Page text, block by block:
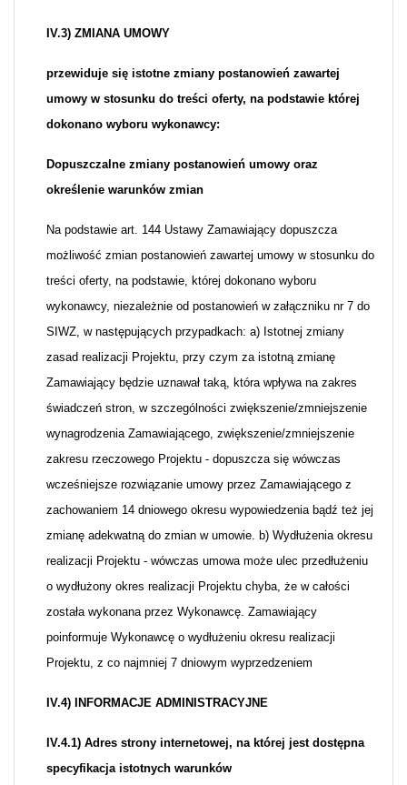
IV.3) ZMIANA UMOWY
przewiduje się istotne zmiany postanowień zawartej
umowy w stosunku do treści oferty, na podstawie której
dokonano wyboru wykonawcy:
Dopuszczalne zmiany postanowień umowy oraz
określenie warunków zmian
Na podstawie art. 144 Ustawy Zamawiający dopuszcza
możliwość zmian postanowień zawartej umowy w stosunku do
treści oferty, na podstawie, której dokonano wyboru
wykonawcy, niezależnie od postanowień w załączniku nr 7 do
SIWZ, w następujących przypadkach: a) Istotnej zmiany
zasad realizacji Projektu, przy czym za istotną zmianę
Zamawiający będzie uznawał taką, która wpływa na zakres
świadczeń stron, w szczególności zwiększenie/zmniejszenie
wynagrodzenia Zamawiającego, zwiększenie/zmniejszenie
zakresu rzeczowego Projektu - dopuszcza się wówczas
wcześniejsze rozwiązanie umowy przez Zamawiającego z
zachowaniem 14 dniowego okresu wypowiedzenia bądź też jej
zmianę adekwatną do zmian w umowie. b) Wydłużenia okresu
realizacji Projektu - wówczas umowa może ulec przedłużeniu
o wydłużony okres realizacji Projektu chyba, że w całości
została wykonana przez Wykonawcę. Zamawiający
poinformuje Wykonawcę o wydłużeniu okresu realizacji
Projektu, z co najmniej 7 dniowym wyprzedzeniem
IV.4) INFORMACJE ADMINISTRACYJNE
IV.4.1) Adres strony internetowej, na której jest dostępna
specyfikacja istotnych warunków